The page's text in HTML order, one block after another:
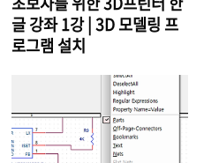
글 강좌 1강 | 3D 모델링 프
로그램 설치